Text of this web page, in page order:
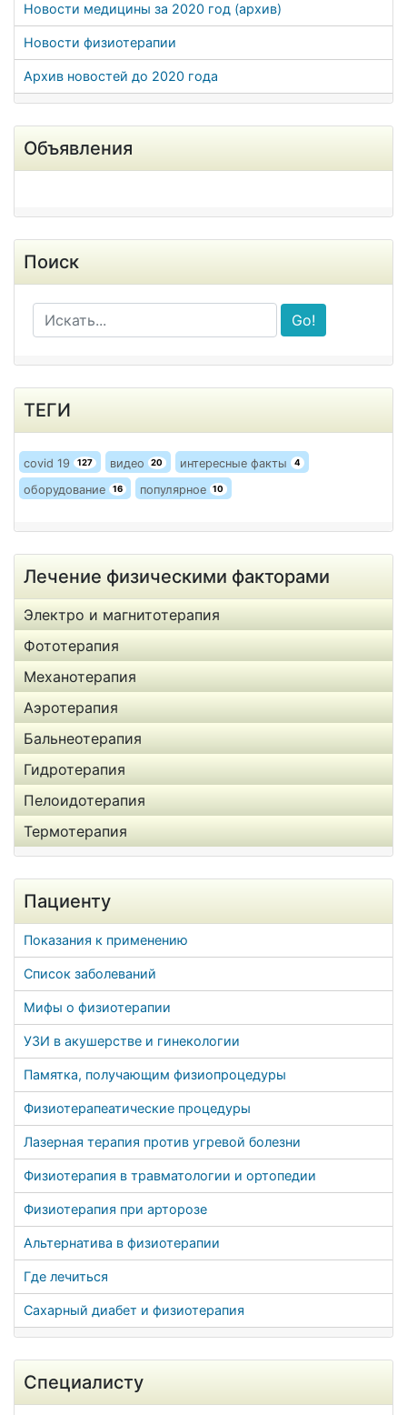
Новости медицины за 2020 год (архив)
Новости физиотерапии
Архив новостей до 2020 года
Объявления
Поиск
Go!
ТЕГИ
covid 19 127 видео 20 интересные факты 4
оборудование 16 популярное 10
Лечение физическими факторами
Электро и магнитотерапия
Фототерапия
Механотерапия
Аэротерапия
Бальнеотерапия
Гидротерапия
Пелоидотерапия
Термотерапия
Пациенту
Показания к применению
Список заболеваний
Мифы о физиотерапии
УЗИ в акушерстве и гинекологии
Памятка, получающим физиопроцедуры
Физиотерапеатические процедуры
Лазерная терапия против угревой болезни
Физиотерапия в травматологии и ортопедии
Физиотерапия при арторозе
Альтернатива в физиотерапии
Где лечиться
Сахарный диабет и физиотерапия
Специалисту